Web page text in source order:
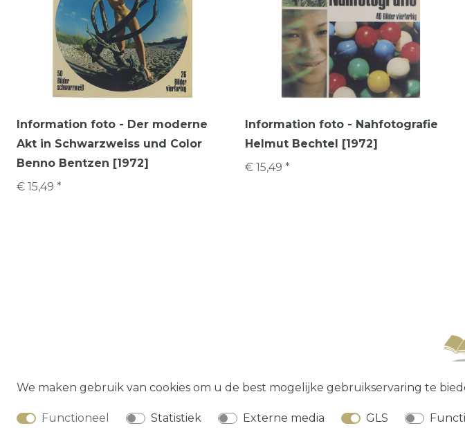
Information foto - Der moderne
Akt in Schwarzweiss und Color
Benno Bentzen [1972]
€ 15,49 *
Information foto - Nahfotografie
Helmut Bechtel [1972]
€ 15,49 *
Herroepings­recht
We maken gebruik van cookies om u de best mogelijke gebruikservaring te
Functioneel Statistiek Externe media GLS